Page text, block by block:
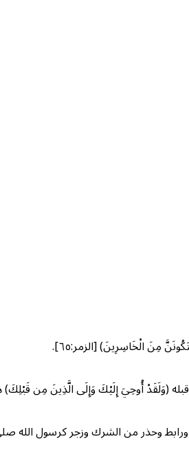
مِنَ الْخَاسِرِينَ) [الزمر:٦٥].
(وَلَقَدْ أُوحِيَ إِلَيْكَ وَإِلَى الَّذِينَ مِن قَبْلِكَ)
وحذر من الشرك وزجر كرسول الله